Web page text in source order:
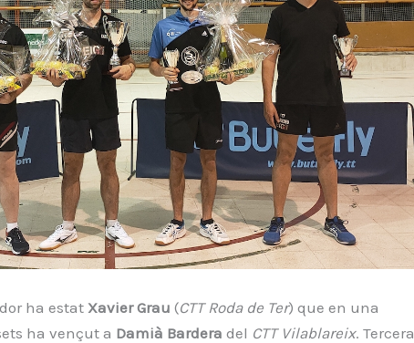
ha estat Xavier Grau (CTT Roda de Ter) que en una
ha vençut a Damià Bardera del CTT Vilablareix. Tercera